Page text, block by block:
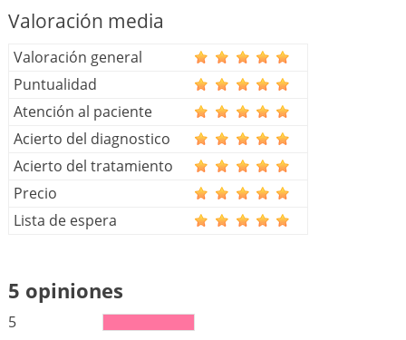
Valoración media
Valoración general
Puntualidad
Atención al paciente
Acierto del diagnostico
Acierto del tratamiento
Precio
Lista de espera
5 opiniones
5